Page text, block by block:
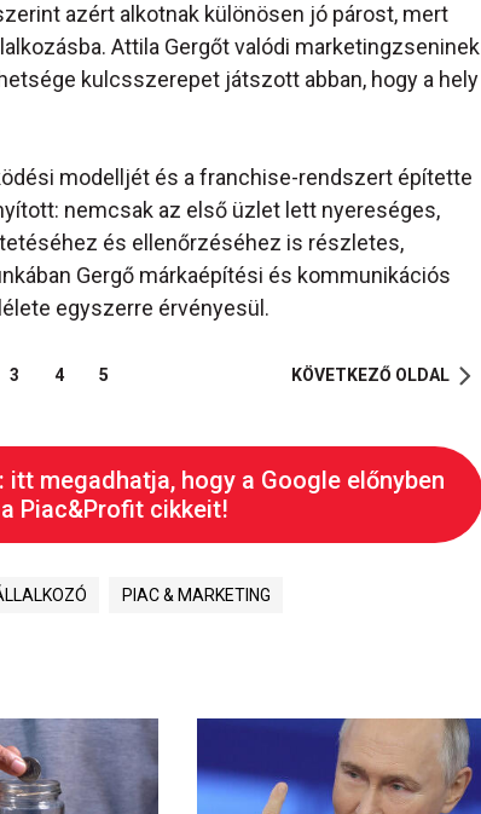
azért alkotnak különösen jó párost, mert
Attila Gergőt valódi marketingzseninek
kulcsszerepet játszott abban, hogy a hely
modelljét és a franchise-rendszert építette
nemcsak az első üzlet lett nyereséges,
és ellenőrzéséhez is részletes,
Gergő márkaépítési és kommunikációs
egyszerre érvényesül.
3 4 5 KÖVETKEZŐ OLDAL
megadhatja, hogy a Google előnyben
Piac&Profit cikkeit!
PIAC & MARKETING